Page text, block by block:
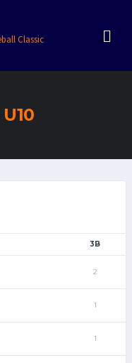
U10
3B
2
1
1